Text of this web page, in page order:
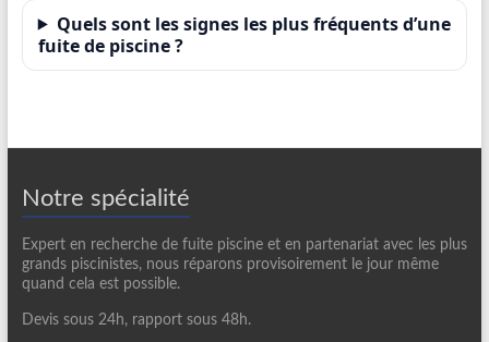
Quels sont les signes les plus fréquents d’une
fuite de piscine ?
Notre spécialité
Expert en recherche de fuite piscine et en partenariat avec les plus
grands piscinistes, nous réparons provisoirement le jour même
quand cela est possible.
Devis sous 24h, rapport sous 48h.